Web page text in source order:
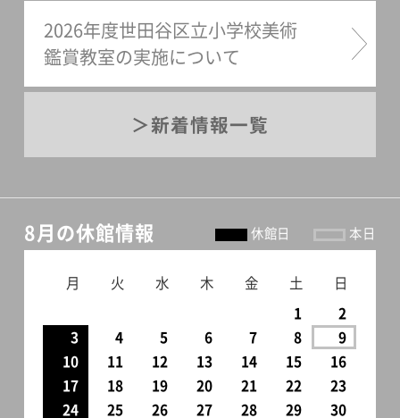
2026年度世田谷区立小学校美術
鑑賞教室の実施について
新着情報一覧
8月の休館情報 休館日 本日
月 火 水 木 金 土 日
1
2
3
4 5 6 7 8
9
10
11 12 13 14 15
16
17
18 19 20 21 22
23
24
25 26 27 28 29
30